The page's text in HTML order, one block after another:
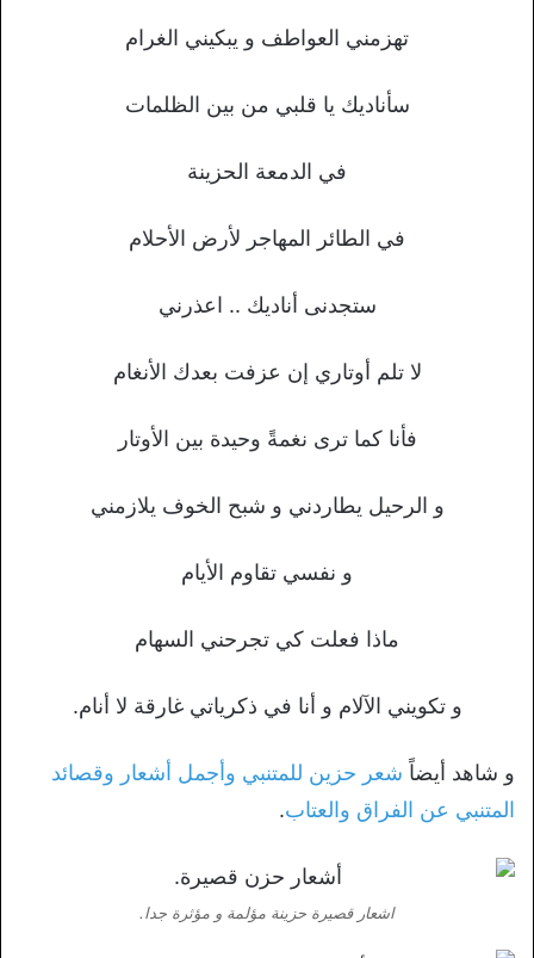
تهزمني العواطف و يبكيني الغرام
سأناديك يا قلبي من بين الظلمات
في الدمعة الحزينة
في الطائر المهاجر لأرض الأحلام
ستجدنى أناديك .. اعذرني
لا تلم أوتاري إن عزفت بعدك الأنغام
فأنا كما ترى نغمةً وحيدة بين الأوتار
و الرحيل يطاردني و شبح الخوف يلازمني
و نفسي تقاوم الأيام
ماذا فعلت كي تجرحني السهام
و تكويني الآلام و أنا في ذكرياتي غارقة لا أنام.
و شاهد أيضاً شعر حزين للمتنبي وأجمل أشعار وقصائد
المتنبي عن الفراق والعتاب.
اشعار قصيرة حزينة مؤلمة و مؤثرة جدا.